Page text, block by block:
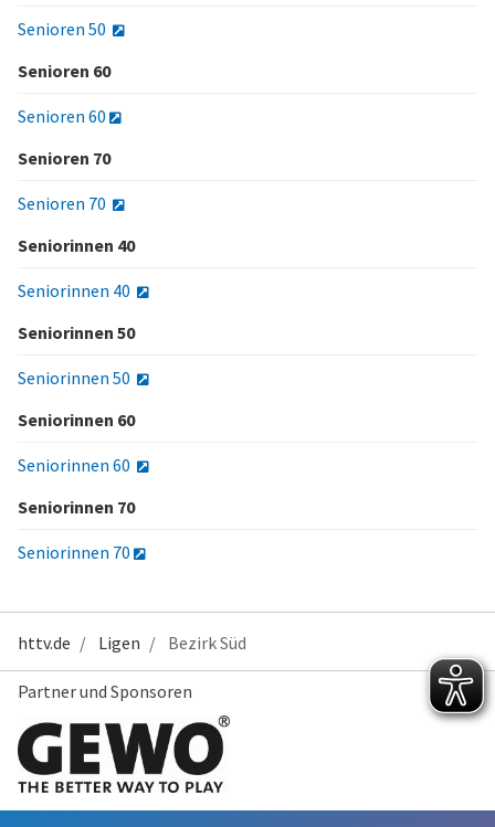
Senioren 50
Senioren 60
Senioren 60
Senioren 70
Senioren 70
Seniorinnen 40
Seniorinnen 40
Seniorinnen 50
Seniorinnen 50
Seniorinnen 60
Seniorinnen 60
Seniorinnen 70
Seniorinnen 70
httv.de Ligen Bezirk Süd
Partner und Sponsoren